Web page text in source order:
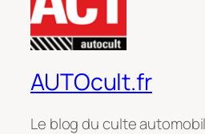
AUTOcult.fr
Le blog du culte